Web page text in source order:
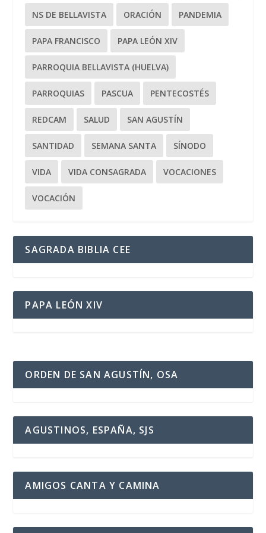
NS DE BELLAVISTA ORACIÓN PANDEMIA
PAPA FRANCISCO PAPA LEÓN XIV
PARROQUIA BELLAVISTA (HUELVA)
PARROQUIAS PASCUA PENTECOSTÉS
REDCAM SALUD SAN AGUSTÍN
SANTIDAD SEMANA SANTA SÍNODO
VIDA VIDA CONSAGRADA VOCACIONES
VOCACIÓN
SAGRADA BIBLIA CEE
PAPA LEÓN XIV
ORDEN DE SAN AGUSTÍN, OSA
AGUSTINOS, ESPAÑA, SJS
AMIGOS CANTA Y CAMINA